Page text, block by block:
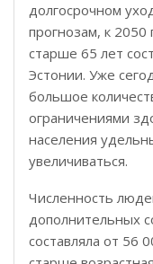
долгосрочном
прогнозам, к
старше 65 лет
Эстонии. Уже
большое
ограничениями
населения
увеличиваться.
Численность
дополнительных
составляла от 56